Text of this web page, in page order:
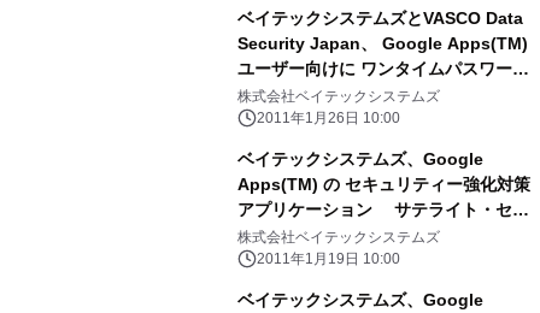
ベイテックシステムズとVASCO Data
Security Japan、 Google Apps(TM)
ユーザー向けに ワンタイムパスワード
機能による二要素認証を提供
株式会社ベイテックシステムズ
2011年1月26日 10:00
ベイテックシステムズ、Google
Apps(TM) の セキュリティー強化対策
アプリケーション サテライト・セキ
ュリティーパック for Google Apps
に セキュリティキーボード機能を追加
株式会社ベイテックシステムズ
2011年1月19日 10:00
ベイテックシステムズ、Google